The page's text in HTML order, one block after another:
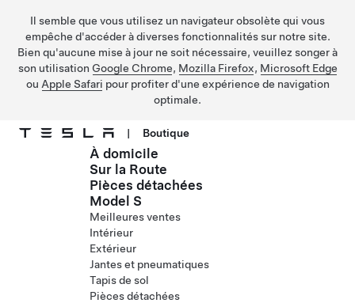
Il semble que vous utilisez un navigateur obsolète qui vous
empêche d'accéder à diverses fonctionnalités sur notre site.
Bien qu'aucune mise à jour ne soit nécessaire, veuillez songer à
son utilisation Google Chrome, Mozilla Firefox, Microsoft Edge
ou Apple Safari pour profiter d'une expérience de navigation
optimale.
Passer au contenu principal
| Boutique
À domicile
Sur la Route
Pièces détachées
Model S
Meilleures ventes
Intérieur
Extérieur
Jantes et pneumatiques
Tapis de sol
Pièces détachées